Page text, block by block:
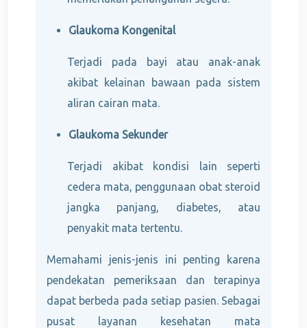
Glaukoma Kongenital
Terjadi pada bayi atau anak-anak
akibat kelainan bawaan pada sistem
aliran cairan mata.
Glaukoma Sekunder
Terjadi akibat kondisi lain seperti
cedera mata, penggunaan obat steroid
jangka panjang, diabetes, atau
penyakit mata tertentu.
Memahami jenis-jenis ini penting karena
pendekatan pemeriksaan dan terapinya
dapat berbeda pada setiap pasien. Sebagai
pusat layanan kesehatan mata